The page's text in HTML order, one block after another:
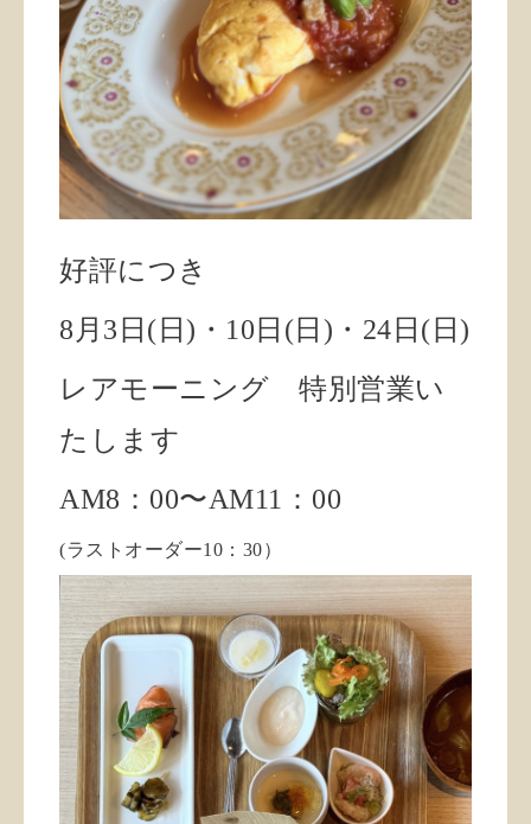
好評につき
8月3日(日)・10日(日)・24日(日)
レアモーニング 特別営業い
たします
AM8：00〜AM11：00
(ラストオーダー10：30）